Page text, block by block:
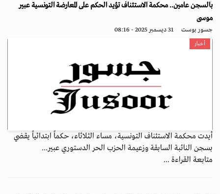
بالسجن عامين.. محكمة الاستئناف تؤيد الحكم على المعارضة التونسية عبير
موسى
جسور بوست 31 ديسمبر 2025 - 08:16
أخبار
أيدت محكمة الاستئناف التونسية، مساء الثلاثاء، حكماً ابتدائياً يقضي
بسجن النائبة السابقة وزعيمة الحزب الحر الدستوري عبير...
متابعة القراءة ...